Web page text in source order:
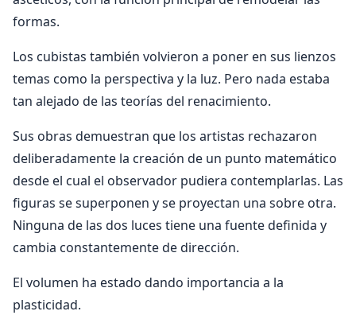
formas.
Los cubistas también volvieron a poner en sus lienzos
temas como la perspectiva y la luz. Pero nada estaba
tan alejado de las teorías del renacimiento.
Sus obras demuestran que los artistas rechazaron
deliberadamente la creación de un punto matemático
desde el cual el observador pudiera contemplarlas. Las
figuras se superponen y se proyectan una sobre otra.
Ninguna de las dos luces tiene una fuente definida y
cambia constantemente de dirección.
El volumen ha estado dando importancia a la
plasticidad.